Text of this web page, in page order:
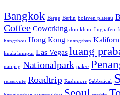
Bangkok Berge Berlin bolaven plateau
Coffee Coworking don khon flughafen
hangzhou Hong Kong huangshan
kuala lumpur Las Vegas luang
nanjing Nationalpark pakse
reiseroute Roadtrip Rushmore Sabbatical